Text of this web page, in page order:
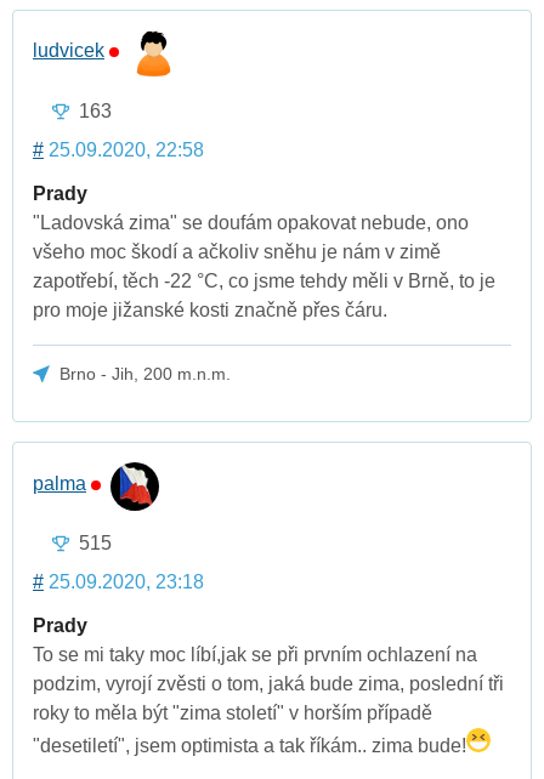
ludvicek
163
# 25.09.2020, 22:58
Prady
"Ladovská zima" se doufám opakovat nebude, ono
všeho moc škodí a ačkoliv sněhu je nám v zimě
zapotřebí, těch -22 °C, co jsme tehdy měli v Brně, to je
pro moje jižanské kosti značně přes čáru.
Brno - Jih, 200 m.n.m.
palma
515
# 25.09.2020, 23:18
Prady
To se mi taky moc líbí,jak se při prvním ochlazení na
podzim, vyrojí zvěsti o tom, jaká bude zima, poslední tři
roky to měla být "zima století" v horším případě
"desetiletí", jsem optimista a tak říkám.. zima bude!